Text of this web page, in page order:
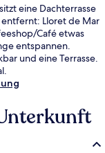
eine Dachterrasse
Lloret de Mar
Café etwas
entspannen.
und eine Terrasse.